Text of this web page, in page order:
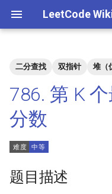
LeetCode
始
化
搜
索
解法
方法一
4. 二维数组中的查找
5. 替换空格
6. 从尾到头打印链表
2. 二进制加法
3. 前 n 个数字二进制中 1
数
4. 只出现一次的数字
1.2. 判定是否互为字符重
1.3. URL 化
1.4. 回文排列
二分查找 双指针 堆（
786. 第 K
分数
题目描述